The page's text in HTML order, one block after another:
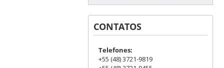
CONTATOS
Telefones:
+55 (48) 3721-9819